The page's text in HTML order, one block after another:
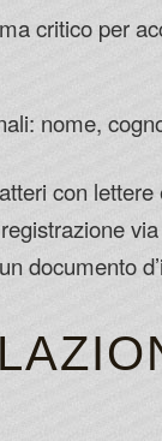
critico per
nome,
con lettere
documento